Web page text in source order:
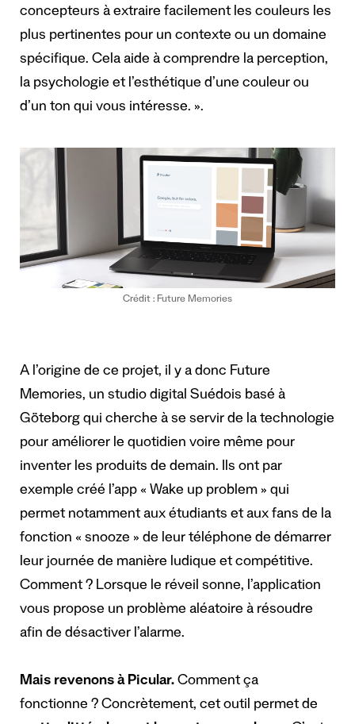
concepteurs à extraire facilement les couleurs les
plus pertinentes pour un contexte ou un domaine
spécifique. Cela aide à comprendre la perception,
la psychologie et l’esthétique d’une couleur ou
d’un ton qui vous intéresse. ».
Crédit : Future Memories
A l’origine de ce projet, il y a donc Future
Memories, un studio digital Suédois basé à
Göteborg qui cherche à se servir de la technologie
pour améliorer le quotidien voire même pour
inventer les produits de demain. Ils ont par
exemple créé l’app « Wake up problem » qui
permet notamment aux étudiants et aux fans de la
fonction « snooze » de leur téléphone de démarrer
leur journée de manière ludique et compétitive.
Comment ? Lorsque le réveil sonne, l’application
vous propose un problème aléatoire à résoudre
afin de désactiver l’alarme.
Mais revenons à Picular. Comment ça
fonctionne ? Concrètement, cet outil permet de